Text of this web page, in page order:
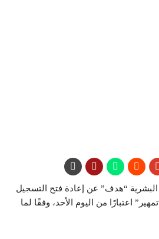
البشرية “هدف” عن إعادة فتح التسجيل
اعتبارًا من اليوم الأحد، وفقًا لما